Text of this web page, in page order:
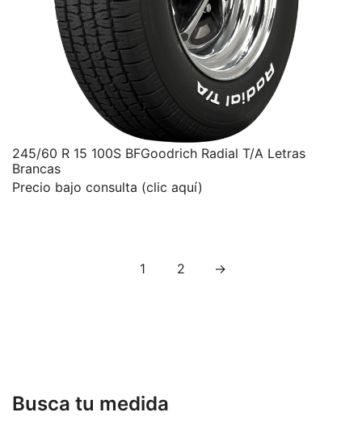
245/60 R 15 100S BFGoodrich Radial T/A Letras
Brancas
Precio bajo consulta (clic aquí)
1 2 →
Busca tu medida